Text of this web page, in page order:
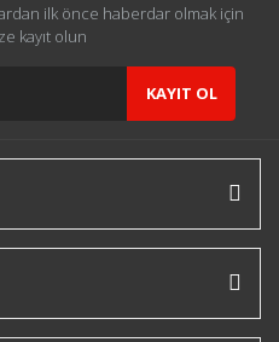
ilk önce haberdar olmak için
kayıt olun
KAYIT OL